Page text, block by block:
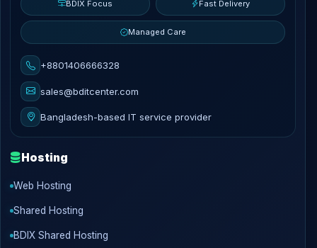
BDIX Focus Fast Delivery
Managed Care
+8801406666328
sales@bditcenter.com
Bangladesh-based IT service provider
Hosting
Web Hosting
Shared Hosting
BDIX Shared Hosting